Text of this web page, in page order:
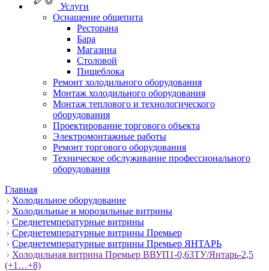
Услуги
Оснащение общепита
Ресторана
Бара
Магазина
Столовой
Пищеблока
Ремонт холодильного оборудования
Монтаж холодильного оборудования
Монтаж теплового и технологического
оборудования
Проектирование торгового объекта
Электромонтажные работы
Ремонт торгового оборудования
Техническое обслуживание профессионального
оборудования
Главная
Холодильное оборудование
Холодильные и морозильные витрины
Среднетемпературные витрины
Среднетемпературные витрины Премьер
Среднетемпературные витрины Премьер ЯНТАРЬ
Холодильная витрина Премьер ВВУП1-0,63ТУ/Янтарь-2,5
(+1…+8)